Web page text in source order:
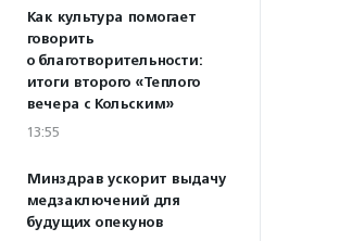
Как культура помогает
говорить
о благотворительности:
итоги второго «Теплого
вечера с Кольским»
13:55
Минздрав ускорит выдачу
медзаключений для
будущих опекунов